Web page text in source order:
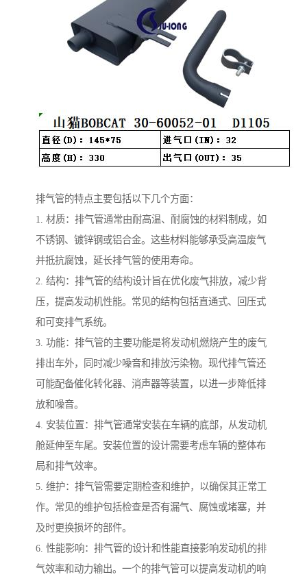
排气管的特点主要包括以下几个方面：
1. 材质：排气管通常由耐高温、耐腐蚀的材料制成，如
不锈钢、镀锌钢或铝合金。这些材料能够承受高温废气
并抵抗腐蚀，延长排气管的使用寿命。
2. 结构：排气管的结构设计旨在优化废气排放，减少背
压，提高发动机性能。常见的结构包括直通式、回压式
和可变排气系统。
3. 功能：排气管的主要功能是将发动机燃烧产生的废气
排出车外，同时减少噪音和排放污染物。现代排气管还
可能配备催化转化器、消声器等装置，以进一步降低排
放和噪音。
4. 安装位置：排气管通常安装在车辆的底部，从发动机
舱延伸至车尾。安装位置的设计需要考虑车辆的整体布
局和排气效率。
5. 维护：排气管需要定期检查和维护，以确保其正常工
作。常见的维护包括检查是否有漏气、腐蚀或堵塞，并
及时更换损坏的部件。
6. 性能影响：排气管的设计和性能直接影响发动机的排
气效率和动力输出。一个的排气管可以提高发动机的响